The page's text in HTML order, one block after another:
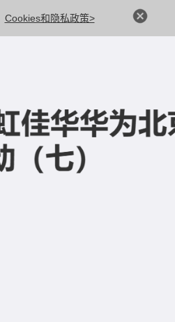
Cookies和隐私政策>